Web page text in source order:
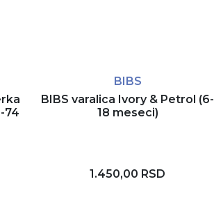
74
BIBS
BIBS varalica Ivory & Petrol (6-
18 meseci)
1.450,00 RSD